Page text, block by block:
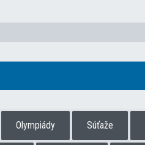
Olympiády Súťaže